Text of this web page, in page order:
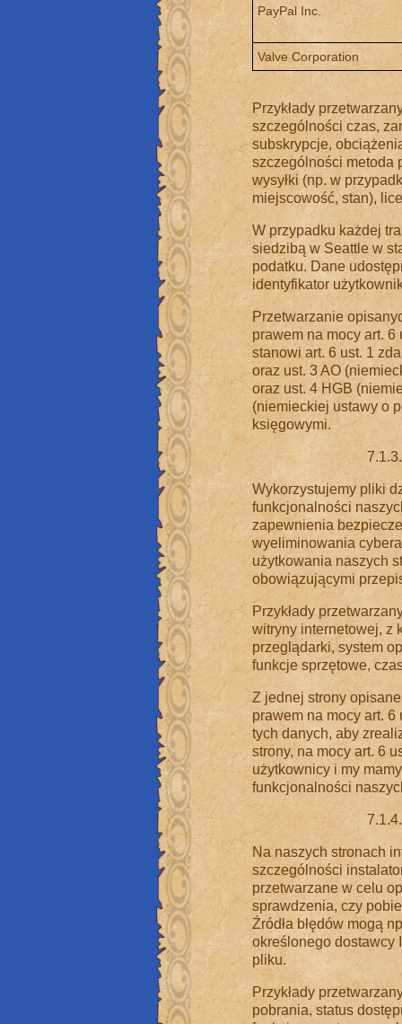
PayPal Inc.
Valve Corporation
Przykłady
szczególności czas,
subskrypcje,
szczególności metoda
wysyłki (np. w
miejscowość, stan),
W przypadku każdej
siedzibą w Seattle w
podatku. Dane
identyfikator
Przetwarzanie
prawem na mocy art.
stanowi art. 6 ust. 1
oraz ust. 3 AO
oraz ust. 4 HGB
(niemieckiej ustawy o
księgowymi.
Wykorzystujemy pliki
funkcjonalności
zapewnienia
wyeliminowania
użytkowania naszych
obowiązującymi
Przykłady
witryny internetowej, z
przeglądarki, system
funkcje sprzętowe,
Z jednej strony
prawem na mocy art.
tych danych, aby
strony, na mocy art. 6
użytkownicy i my
funkcjonalności
Na naszych stronach
szczególności
przetwarzane w celu
sprawdzenia, czy
Źródła błędów mogą
określonego dostawcy
pliku.
Przykłady
pobrania, status